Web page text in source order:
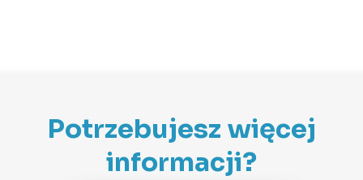
Potrzebujesz więcej
informacji?